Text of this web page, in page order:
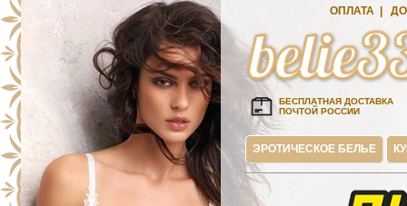
ОПЛАТА
БЕСПЛАТНАЯ ДОСТАВКА
ПОЧТОЙ РОССИИ
ЭРОТИЧЕСКОЕ БЕЛЬЕ